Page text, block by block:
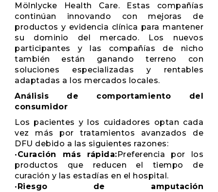
Mölnlycke Health Care. Estas compañías
continúan innovando con mejoras de
productos y evidencia clínica para mantener
su dominio del mercado. Los nuevos
participantes y las compañías de nicho
también están ganando terreno con
soluciones especializadas y rentables
adaptadas a los mercados locales.
Análisis de comportamiento del
consumidor
Los pacientes y los cuidadores optan cada
vez más por tratamientos avanzados de
DFU debido a las siguientes razones:
•Curación más rápida:Preferencia por los
productos que reducen el tiempo de
curación y las estadías en el hospital.
•Riesgo de amputación